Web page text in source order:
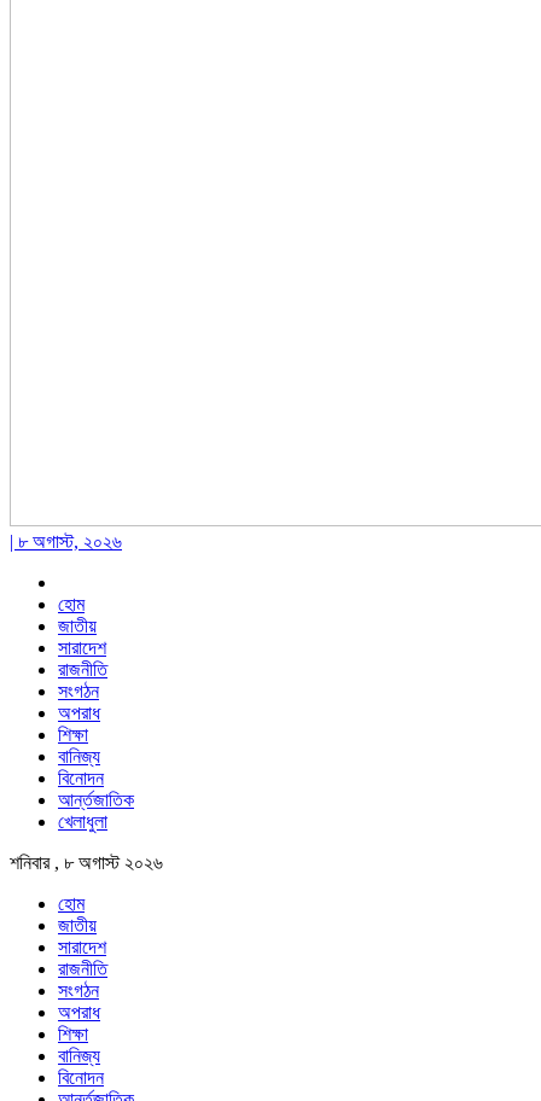
| ৮ অগাস্ট, ২০২৬
হোম
জাতীয়
সারাদেশ
রাজনীতি
সংগঠন
অপরাধ
শিক্ষা
বানিজ্য
বিনোদন
আর্ন্তজাতিক
খেলাধুলা
শনিবার , ৮ অগাস্ট ২০২৬
হোম
জাতীয়
সারাদেশ
রাজনীতি
সংগঠন
অপরাধ
শিক্ষা
বানিজ্য
বিনোদন